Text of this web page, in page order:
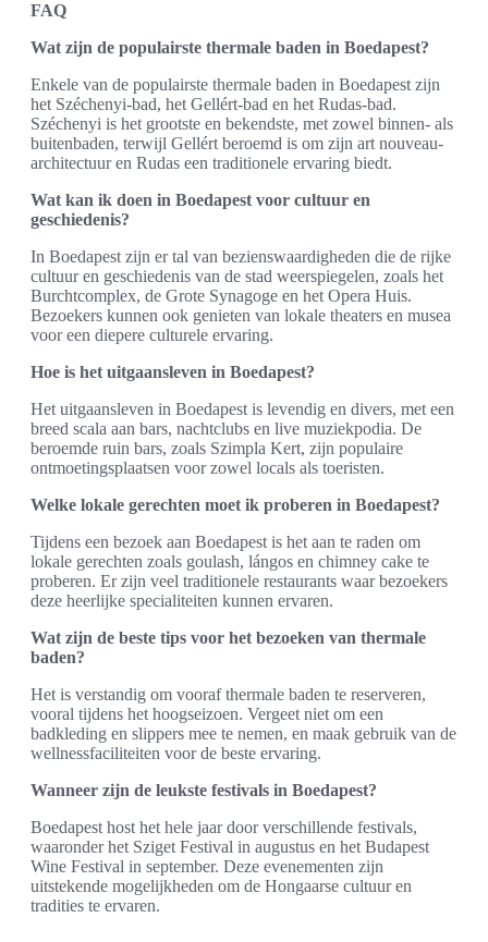
FAQ
Wat zijn de populairste thermale baden in Boedapest?
Enkele van de populairste thermale baden in Boedapest zijn
het Széchenyi-bad, het Gellért-bad en het Rudas-bad.
Széchenyi is het grootste en bekendste, met zowel binnen- als
buitenbaden, terwijl Gellért beroemd is om zijn art nouveau-
architectuur en Rudas een traditionele ervaring biedt.
Wat kan ik doen in Boedapest voor cultuur en
geschiedenis?
In Boedapest zijn er tal van bezienswaardigheden die de rijke
cultuur en geschiedenis van de stad weerspiegelen, zoals het
Burchtcomplex, de Grote Synagoge en het Opera Huis.
Bezoekers kunnen ook genieten van lokale theaters en musea
voor een diepere culturele ervaring.
Hoe is het uitgaansleven in Boedapest?
Het uitgaansleven in Boedapest is levendig en divers, met een
breed scala aan bars, nachtclubs en live muziekpodia. De
beroemde ruin bars, zoals Szimpla Kert, zijn populaire
ontmoetingsplaatsen voor zowel locals als toeristen.
Welke lokale gerechten moet ik proberen in Boedapest?
Tijdens een bezoek aan Boedapest is het aan te raden om
lokale gerechten zoals goulash, lángos en chimney cake te
proberen. Er zijn veel traditionele restaurants waar bezoekers
deze heerlijke specialiteiten kunnen ervaren.
Wat zijn de beste tips voor het bezoeken van thermale
baden?
Het is verstandig om vooraf thermale baden te reserveren,
vooral tijdens het hoogseizoen. Vergeet niet om een
badkleding en slippers mee te nemen, en maak gebruik van de
wellnessfaciliteiten voor de beste ervaring.
Wanneer zijn de leukste festivals in Boedapest?
Boedapest host het hele jaar door verschillende festivals,
waaronder het Sziget Festival in augustus en het Budapest
Wine Festival in september. Deze evenementen zijn
uitstekende mogelijkheden om de Hongaarse cultuur en
tradities te ervaren.